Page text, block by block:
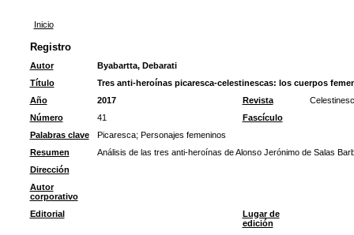
Inicio
Registro
Autor
Byabartta, Debarati
Título
Tres anti-heroínas picaresca-celestinescas: los cuerpos
Año
2017 Revista
Número
41
Fascículo
Palabras clave
Picaresca; Personajes femeninos
Resumen
Análisis de las tres anti-heroínas de Alonso Jerónimo de Salas
Dirección
Autor
corporativo
Editorial
Lugar de
edición